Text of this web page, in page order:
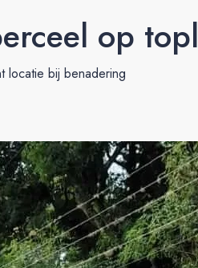
op
locatie bij benadering